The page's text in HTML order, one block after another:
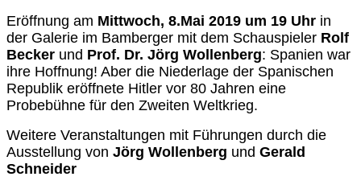
Eröffnung am Mittwoch, 8.Mai 2019 um 19 Uhr in
der Galerie im Bamberger mit dem Schauspieler Rolf
Becker und Prof. Dr. Jörg Wollenberg: Spanien war
ihre Hoffnung! Aber die Niederlage der Spanischen
Republik eröffnete Hitler vor 80 Jahren eine
Probebühne für den Zweiten Weltkrieg.
Weitere Veranstaltungen mit Führungen durch die
Ausstellung von Jörg Wollenberg und Gerald
Schneider